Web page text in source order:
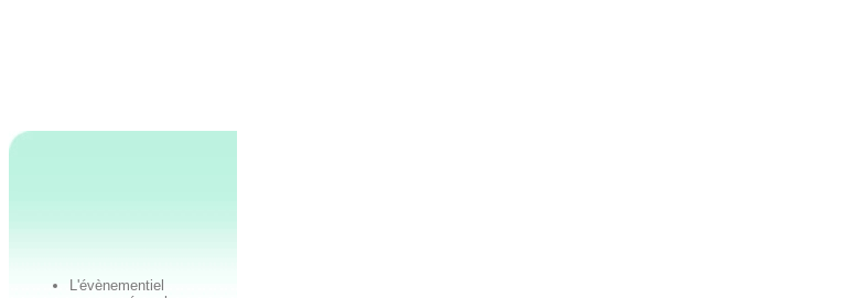
L'évènementiel